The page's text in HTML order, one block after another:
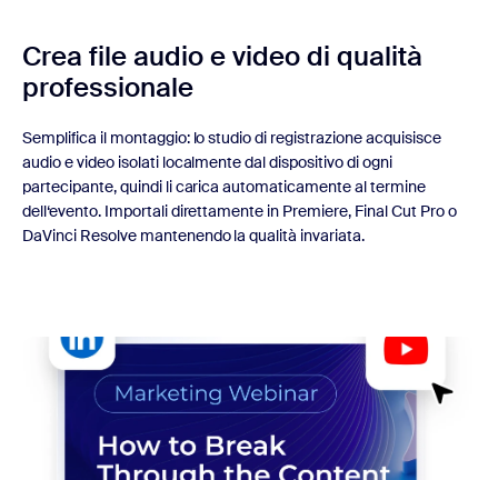
Crea file audio e video di qualità
professionale
Semplifica il montaggio: lo studio di registrazione acquisisce
audio e video isolati localmente dal dispositivo di ogni
partecipante, quindi li carica automaticamente al termine
dell‘evento. Importali direttamente in Premiere, Final Cut Pro o
DaVinci Resolve mantenendo la qualità invariata.